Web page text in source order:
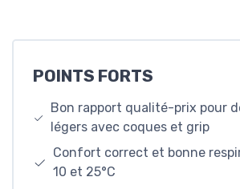
POINTS FORTS
Bon rapport qualité-prix pour
légers avec coques et grip
Confort correct et bonne
10 et 25°C